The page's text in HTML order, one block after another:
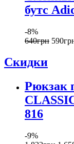
бутс
-8%
640грн 590
Скидки
Рюкзак
816
-9%